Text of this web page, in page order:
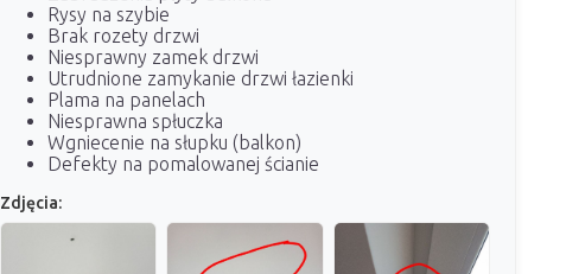
Rysy na szybie
Brak rozety drzwi
Niesprawny zamek drzwi
Utrudnione zamykanie drzwi łazienki
Plama na panelach
Niesprawna spłuczka
Wgniecenie na słupku (balkon)
Defekty na pomalowanej ścianie
Zdjęcia: